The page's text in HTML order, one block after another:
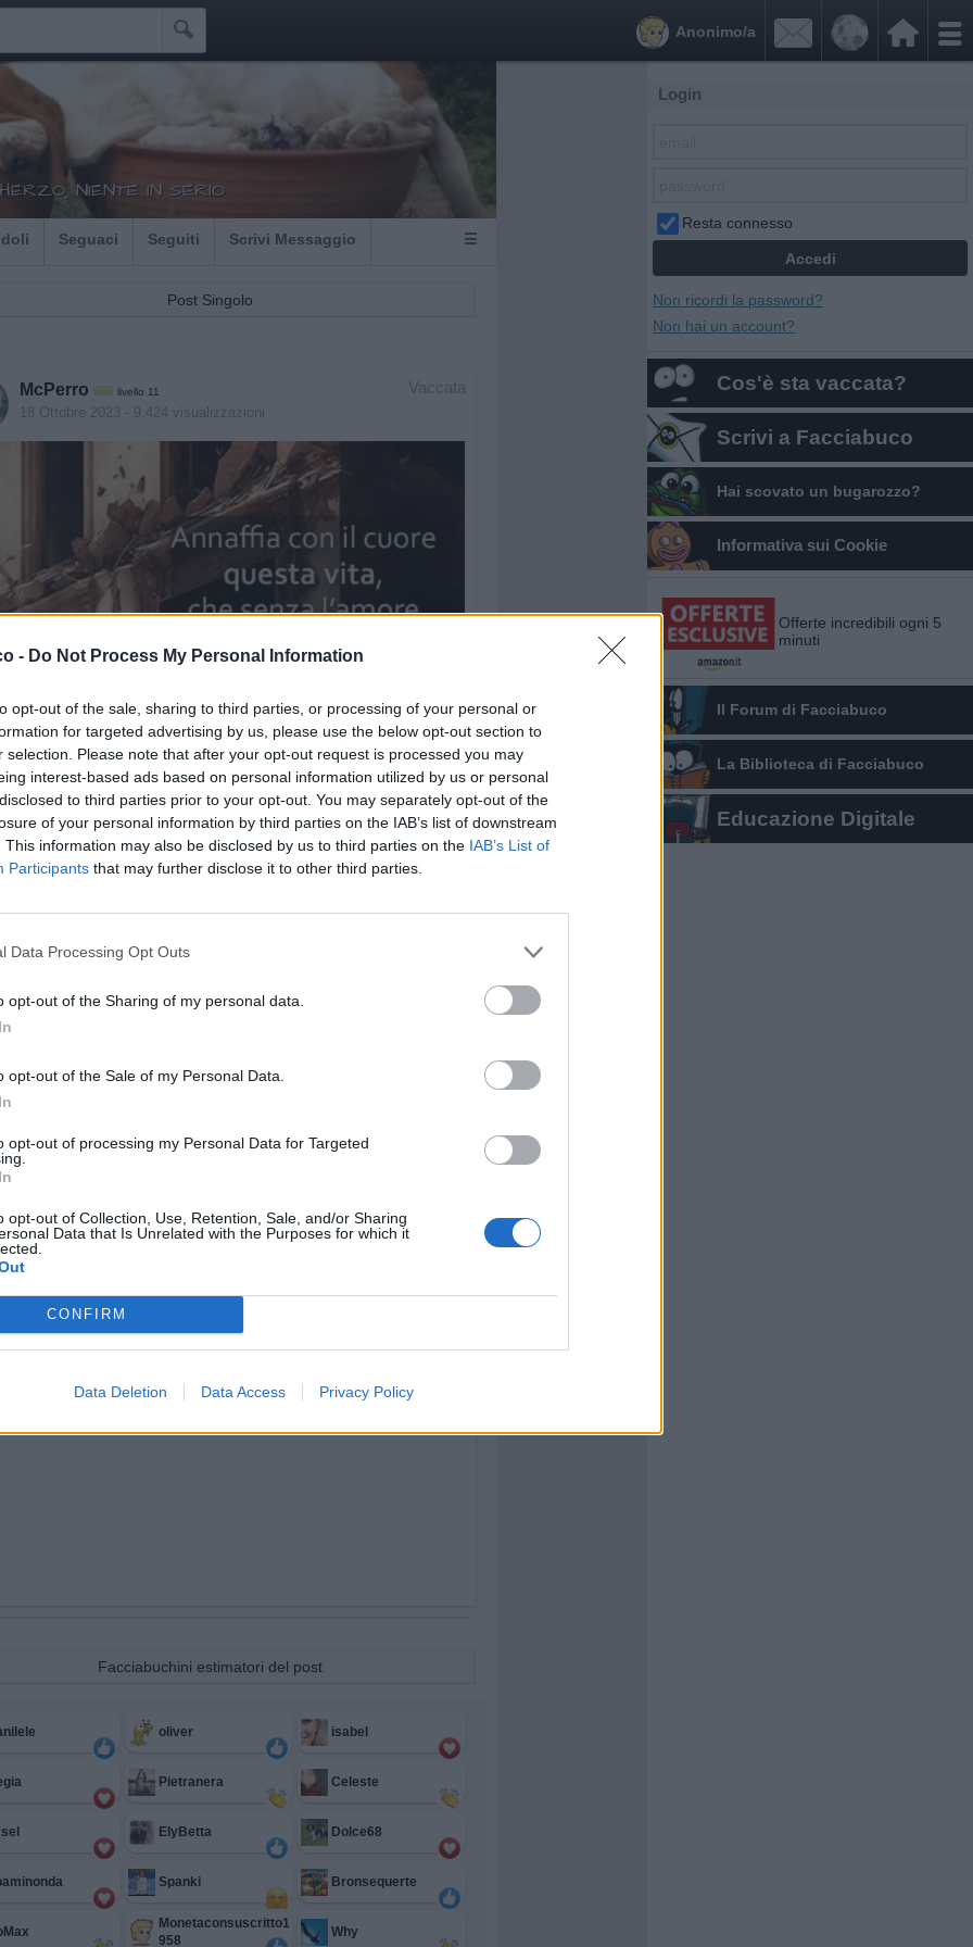
- Do Not Process My Personal Information
opt-out of the sale, sharing to third parties, or processing of your personal or
for targeted advertising by us, please use the below opt-out section to
selection. Please note that after your opt-out request is processed you may
interest-based ads based on personal information utilized by us or personal
to third parties prior to your opt-out. You may separately opt-out of the
of your personal information by third parties on the IAB’s list of downstream
This information may also be disclosed by us to third parties on the IAB’s List of
Participants that may further disclose it to other third parties.
Data Processing Opt Outs
opt-out of the Sharing of my personal data.
opt-out of the Sale of my Personal Data.
opt-out of processing my Personal Data for Targeted
opt-out of Collection, Use, Retention, Sale, and/or Sharing
Data that Is Unrelated with the Purposes for which it
CONFIRM
Data Deletion Data Access Privacy Policy
 

Anonimo/a
NIENTE IN SERIO
Seguaci Seguiti Scrivi Messaggio ☰
Post Singolo
Vaccata
McPerro livello 11
18 Ottobre 2023 - 9.424 visualizzazioni
Ti stimo fratello Link Salva
Facciabuchini estimatori del post
oliver isabel
Pietranera Celeste
ElyBetta Dolce68
Spanki Bronsequerte
Monetaconsuscritto1
958
Why
Login
Resta connesso
Non ricordi la password?
Non hai un account?
Cos'è sta vaccata?
Scrivi a Facciabuco
Hai scovato un bugarozzo?
Informativa sui Cookie
Offerte incredibili ogni 5
minuti
Il Forum di Facciabuco
La Biblioteca di Facciabuco
Educazione Digitale